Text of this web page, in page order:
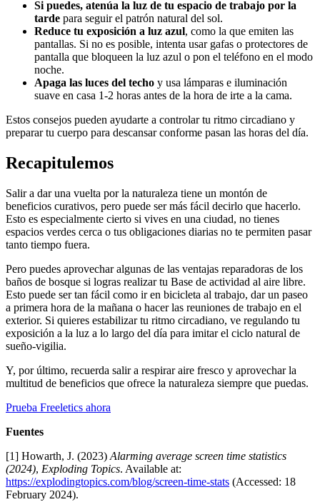
Si puedes, atenúa la luz de tu espacio de trabajo por la
tarde para seguir el patrón natural del sol.
Reduce tu exposición a luz azul, como la que emiten las
pantallas. Si no es posible, intenta usar gafas o protectores de
pantalla que bloqueen la luz azul o pon el teléfono en el modo
noche.
Apaga las luces del techo y usa lámparas e iluminación
suave en casa 1-2 horas antes de la hora de irte a la cama.
Estos consejos pueden ayudarte a controlar tu ritmo circadiano y
preparar tu cuerpo para descansar conforme pasan las horas del día.
Recapitulemos
Salir a dar una vuelta por la naturaleza tiene un montón de
beneficios curativos, pero puede ser más fácil decirlo que hacerlo.
Esto es especialmente cierto si vives en una ciudad, no tienes
espacios verdes cerca o tus obligaciones diarias no te permiten pasar
tanto tiempo fuera.
Pero puedes aprovechar algunas de las ventajas reparadoras de los
baños de bosque si logras realizar tu Base de actividad al aire libre.
Esto puede ser tan fácil como ir en bicicleta al trabajo, dar un paseo
a primera hora de la mañana o hacer las reuniones de trabajo en el
exterior. Si quieres estabilizar tu ritmo circadiano, ve regulando tu
exposición a la luz a lo largo del día para imitar el ciclo natural de
sueño-vigilia.
Y, por último, recuerda salir a respirar aire fresco y aprovechar la
multitud de beneficios que ofrece la naturaleza siempre que puedas.
Prueba Freeletics ahora
Fuentes
[1] Howarth, J. (2023) Alarming average screen time statistics
(2024), Exploding Topics. Available at:
https://explodingtopics.com/blog/screen-time-stats (Accessed: 18
February 2024).